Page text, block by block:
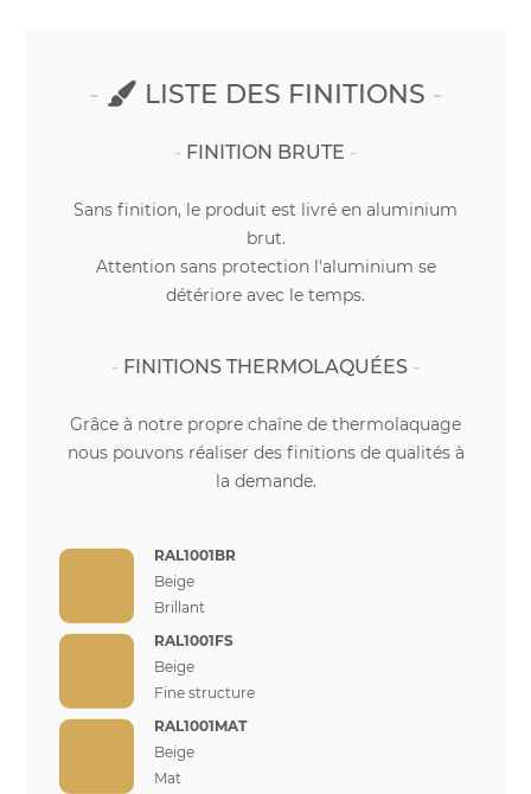
LISTE DES FINITIONS
FINITION BRUTE
Sans finition, le produit est livré en aluminium
brut.
Attention sans protection l'aluminium se
détériore avec le temps.
FINITIONS THERMOLAQUÉES
Grâce à notre propre chaîne de thermolaquage
nous pouvons réaliser des finitions de qualités à
la demande.
RAL1001BR
Beige
Brillant
RAL1001FS
Beige
Fine structure
RAL1001MAT
Beige
Mat